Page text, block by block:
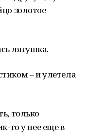
золотое
лягушка.
– и улетела
только
то у нее еще в